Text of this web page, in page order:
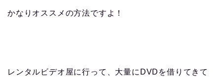
かなりオススメの方法ですよ！
レンタルビデオ屋に行って、大量にDVDを借りてきて